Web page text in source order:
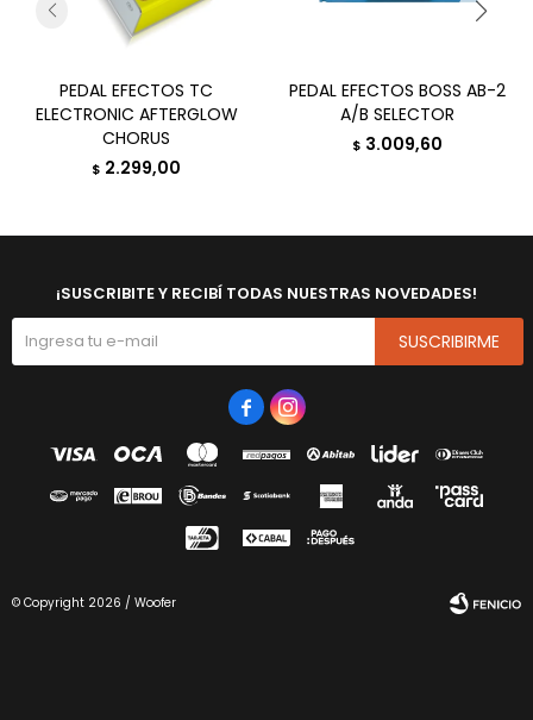
PEDAL EFECTOS TC
ELECTRONIC AFTERGLOW
CHORUS
$ 2.299,00
PEDAL EFECTOS BOSS AB-2
A/B SELECTOR
$ 3.009,60
¡SUSCRIBITE Y RECIBÍ TODAS NUESTRAS NOVEDADES!
SUSCRIBIRME
 
© Copyright 2026 / Woofer